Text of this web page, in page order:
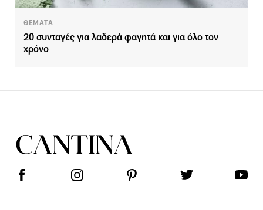
ΘΕΜΑΤΑ
20 συνταγές για λαδερά φαγητά και για όλο τον
χρόνο